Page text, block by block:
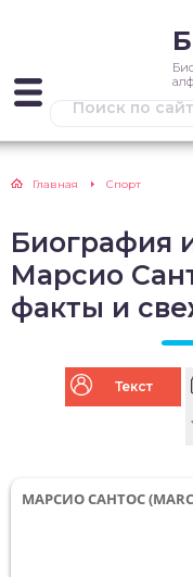
Главная Спорт
Биография
Марсио
факты и
Текст
МАРСИО САНТОС